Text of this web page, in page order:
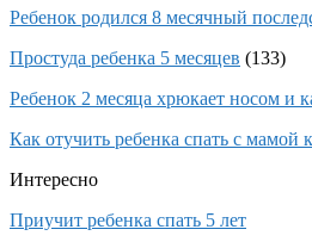
Ребенок родился 8 месячный
Простуда ребенка 5 месяцев (133)
Ребенок 2 месяца хрюкает носом и
Как отучить ребенка спать с мамой
Интересно
Приучит ребенка спать 5 лет